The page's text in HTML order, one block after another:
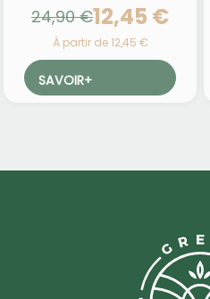
24,90 €12,45 €
À partir de 12,45 €
SAVOIR+